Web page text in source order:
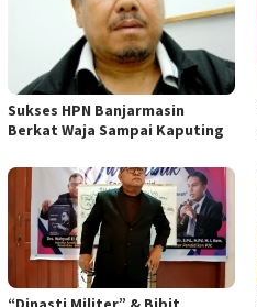
Sukses HPN Banjarmasin
Berkat Waja Sampai Kaputing